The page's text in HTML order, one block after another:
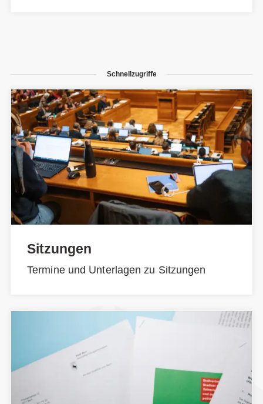
Schnellzugriffe
Sitzungen
Termine und Unterlagen zu Sitzungen